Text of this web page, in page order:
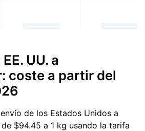
UU. a
coste a partir del
de los Estados Unidos a
$94.45 a 1 kg usando la tarifa